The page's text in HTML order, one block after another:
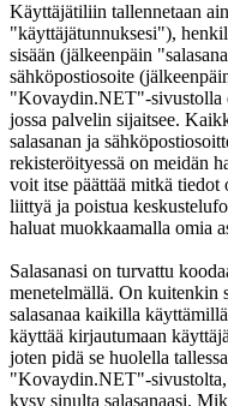
Käyttäjätiliin tallennetaan
"käyttäjätunnuksesi"),
sisään (jälkeenpäin
sähköpostiosoite
"Kovaydin.NET"-sivustolla
jossa palvelin sijaitsee.
salasanan ja
rekisteröityessä on meidän
voit itse päättää mitkä
liittyä ja poistua
haluat muokkaamalla omia
Salasanasi on turvattu
menetelmällä. On kuitenkin
salasanaa kaikilla
käyttää kirjautumaan
joten pidä se huolella
"Kovaydin.NET"-
kysy sinulta salasanaasi.